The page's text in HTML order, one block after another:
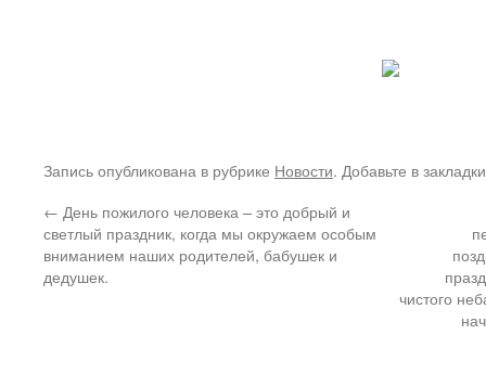
Запись опубликована в рубрике Новости. Добавьте в
← День пожилого человека – это добрый и
светлый праздник, когда мы окружаем особым
вниманием наших родителей, бабушек и
дедушек.
чистого